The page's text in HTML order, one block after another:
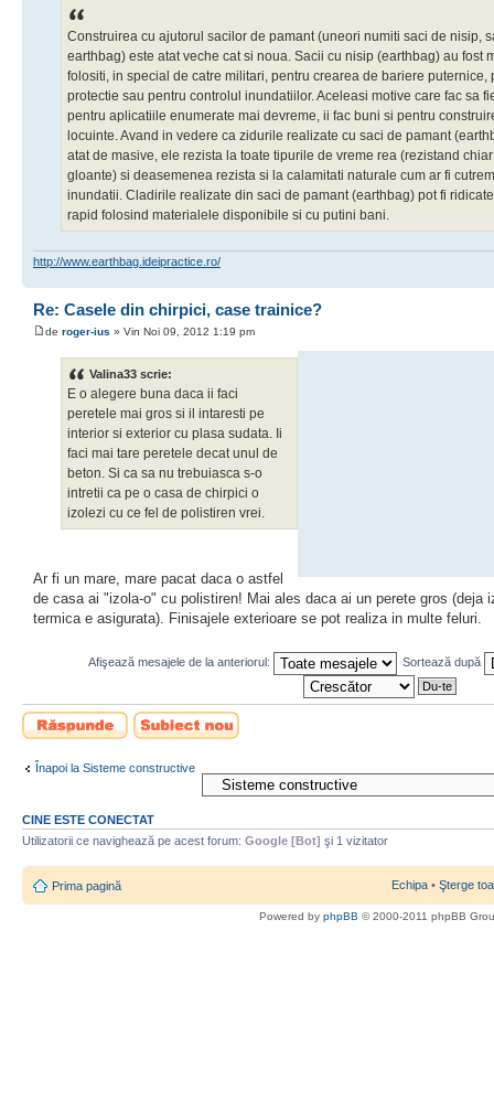
Construirea cu ajutorul sacilor de pamant (uneori numiti saci de nisip,
earthbag) este atat veche cat si noua. Sacii cu nisip (earthbag) au fost
folositi, in special de catre militari, pentru crearea de bariere puternice,
protectie sau pentru controlul inundatiilor. Aceleasi motive care fac sa
pentru aplicatiile enumerate mai devreme, ii fac buni si pentru
locuinte. Avand in vedere ca zidurile realizate cu saci de pamant
atat de masive, ele rezista la toate tipurile de vreme rea (rezistand
gloante) si deasemenea rezista si la calamitati naturale cum ar fi
inundatii. Cladirile realizate din saci de pamant (earthbag) pot fi
rapid folosind materialele disponibile si cu putini bani.
http://www.earthbag.ideipractice.ro/
Re: Casele din chirpici, case trainice?
de roger-ius » Vin Noi 09, 2012 1:19 pm
Valina33 scrie:
E o alegere buna daca ii faci
peretele mai gros si il intaresti pe
interior si exterior cu plasa sudata. Ii
faci mai tare peretele decat unul de
beton. Si ca sa nu trebuiasca s-o
intretii ca pe o casa de chirpici o
izolezi cu ce fel de polistiren vrei.
Ar fi un mare, mare pacat daca o astfel
de casa ai "izola-o" cu polistiren! Mai ales daca ai un perete gros (deja
termica e asigurata). Finisajele exterioare se pot realiza in multe feluri.
Afişează mesajele de la anteriorul: Sortează după
Scrie un răspuns
Scrie un subiect
nou
Înapoi la Sisteme constructive
CINE ESTE CONECTAT
Utilizatorii ce navighează pe acest forum: Google [Bot] şi 1 vizitator
Prima pagină Echipa • Şterge
Powered by phpBB © 2000-2011 phpBB